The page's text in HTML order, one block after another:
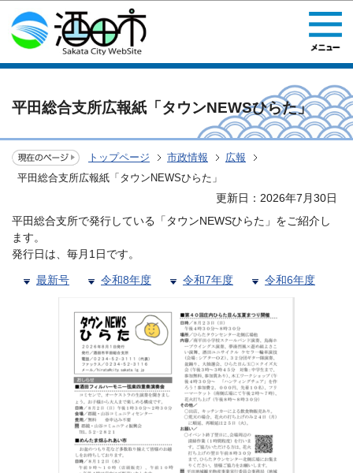
このページの本文へ移動
平田総合支所広報紙「タウンNEWSひらた」
トップページ 市政情報
広報
平田総合支所広報紙「タウンNEWSひらた」
更新日：2026年7月30日
平田総合支所で発行している「タウンNEWSひらた」をご紹介し
ます。
発行日は、毎月1日です。
最新号 令和8年度 令和7年度 令和6年度